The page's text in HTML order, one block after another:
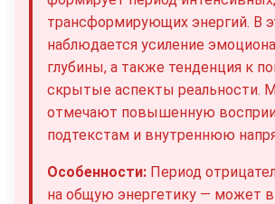
трансформирующих энергий. В
наблюдается усиление
глубины, а также тенденция к
скрытые аспекты реальности.
отмечают повышенную
подтекстам и внутреннюю
Особенности: Период
на общую энергетику — может